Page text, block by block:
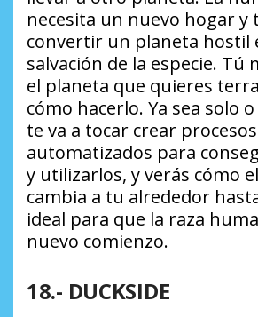
necesita un nuevo hogar y
convertir un planeta hostil
salvación de la especie. Tú
el planeta que quieres
cómo hacerlo. Ya sea solo
te va a tocar crear procesos
automatizados para
y utilizarlos, y verás cómo
cambia a tu alrededor
ideal para que la raza
nuevo comienzo.
18.- DUCKSIDE